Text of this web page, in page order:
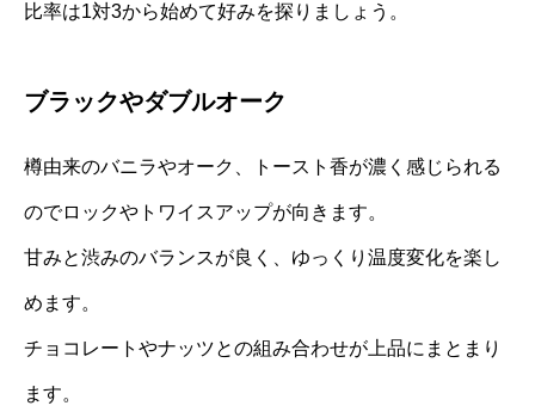
比率は1対3から始めて好みを探りましょう。
ブラックやダブルオーク
樽由来のバニラやオーク、トースト香が濃く感じられる
のでロックやトワイスアップが向きます。
甘みと渋みのバランスが良く、ゆっくり温度変化を楽し
めます。
チョコレートやナッツとの組み合わせが上品にまとまり
ます。